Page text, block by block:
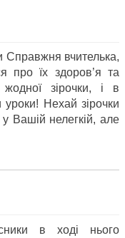
Справжня вчителька,
про їх здоров’я та
зірочки, і в
Нехай зірочки
Вашій нелегкій, але
в ході нього